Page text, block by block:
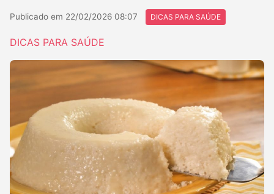
Publicado em 22/02/2026 08:07 DICAS PARA SAÚDE
DICAS PARA SAÚDE